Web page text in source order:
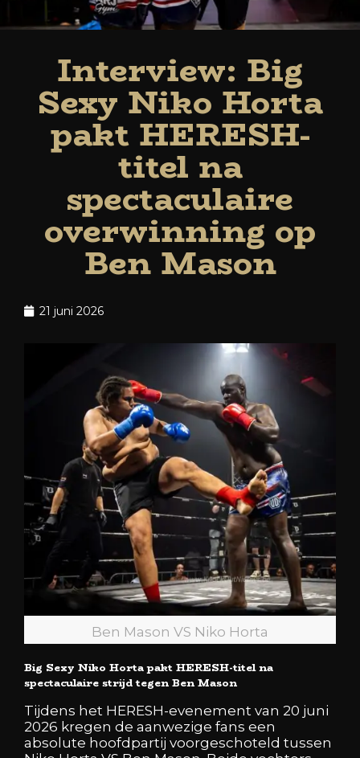
Interview: Big
Sexy Niko Horta
pakt HERESH-
titel na
spectaculaire
overwinning op
Ben Mason
21 juni 2026
Ben Mason VS Niko Horta
Big Sexy Niko Horta pakt HERESH-titel na
spectaculaire strijd tegen Ben Mason
Tijdens het HERESH-evenement van 20 juni
2026 kregen de aanwezige fans een
absolute hoofdpartij voorgeschoteld tussen